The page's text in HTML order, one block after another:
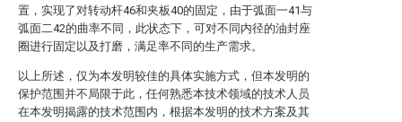
置，实现了对转动杆46和夹板40的固定，由于弧面一41与
弧面二42的曲率不同，此状态下，可对不同内径的油封座
圈进行固定以及打磨，满足率不同的生产需求。
以上所述，仅为本发明较佳的具体实施方式，但本发明的
保护范围并不局限于此，任何熟悉本技术领域的技术人员
在本发明揭露的技术范围内，根据本发明的技术方案及其